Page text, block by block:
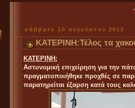
ΤΑ
σάββατο 10 αυγούστου 2013
ΚΑΤΕΡΙΝΗ:Τέλος τα
ΚΑΤΕΡΙΝΗ:
Αστυνομική επιχείρηση για την
πραγματοποιήθηκε προχθές σε
παρατηρείται έξαρση κατά τους